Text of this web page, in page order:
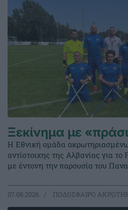
Ξεκίνημα με
Η Εθνική ομάδα
αντίστοιχης της Αλβανίας για
με έντονη την παρουσία του
07.08.2026 ΠΟΔΟΣΦΑΙΡΟ